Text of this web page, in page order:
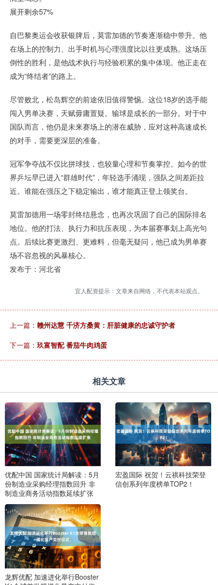
展开剩余57%
自巴黎奥运会收获银牌后，莫雷加德的节奏逐渐稳中带升。他
在场上的控制力、出手时机与心理强度比以往更成熟。这场压
倒性的胜利，是他战术执行与经验积累的集中体现。他正走在
成为“终结者”的路上。
尽管败北，松岛辉空的前途依旧值得警惕。这位18岁的选手能
闯入男单决赛，天赋毋庸置疑。输球是成长的一部分。对于中
国队而言，他仍是未来赛场上的潜在威胁，应对这种高速成长
的对手，需要更深层的准备。
冠军争夺战不仅比拼球技，也较量心理和节奏掌控。如今的世
界乒坛早已进入“群雄时代”，年轻选手涌现，强队之间差距拉
近。谁能在强压之下稳定输出，谁才能真正登上领奖台。
莫雷加德用一场零封终结悬念，也再次巩固了自己的国际排名
地位。他的打法、执行力和抗压表现，为本届赛事划上高光句
点。后续比赛更激烈、更难料，但毫无疑问，他已成为男单赛
场不容忽视的风暴核心。
发布于：河北省
宜人配资提示：文章来自网络，不代表本站观点。
上一篇： 赣州达慧 千济方桑黄：肝脏健康的忠诚守护者
下一篇： 玖富智配 番茄牛肉鸡蛋
相关文章
优配中国 国家统计局解读：5月
份制造业采购经理指数回升 非
制造业商务活动指数延续扩张
宏盈国际 祝贺！云祺科技荣登
信创系列年度榜单TOP2！
龙辉优配 加速进化举行Booster